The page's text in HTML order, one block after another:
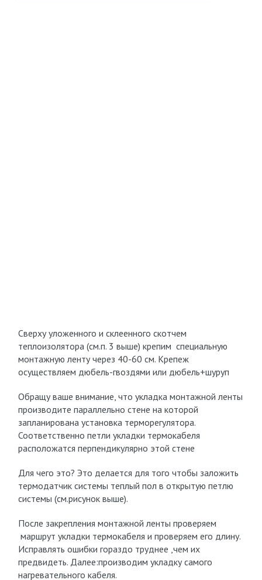
Сверху уложенного и склеенного скотчем
теплоизолятора (см.п. 3 выше) крепим специальную
монтажную ленту через 40-60 см. Крепеж
осуществляем дюбель-гвоздями или дюбель+шуруп
Обращу ваше внимание, что укладка монтажной ленты
производите параллельно стене на которой
запланирована установка терморегулятора.
Соответственно петли укладки термокабеля
расположатся перпендикулярно этой стене
Для чего это? Это делается для того чтобы заложить
термодатчик системы теплый пол в открытую петлю
системы (см.рисунок выше).
После закрепления монтажной ленты проверяем
маршрут укладки термокабеля и проверяем его длину.
Исправлять ошибки гораздо труднее ,чем их
предвидеть. Далее:производим укладку самого
нагревательного кабеля.